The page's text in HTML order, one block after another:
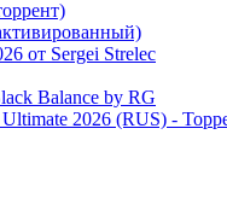
от Sergei Strelec
Balance by RG
2026 (RUS) -